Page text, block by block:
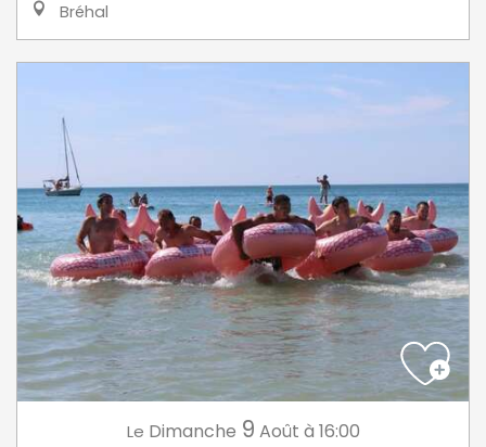
Bréhal
Le Dimanche 9 Août à 16:00